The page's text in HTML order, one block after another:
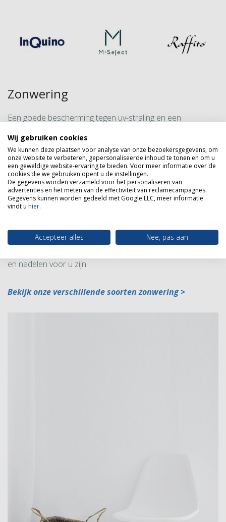
Zonwering
Een goede bescherming tegen uv-straling en een
laagstaande zon in uw woning? Kies voor zonwering die bij
u past. Van knikarmschermen tot screens en van rolluiken
tot markiezen.
Ook hebben wij een complete collectie aan horren op
maat. Met duidelijke voorbeelden kunnen wij u de opties
laten zien.
In onze showroom kunt u de verschillen duidelijk zien en
en nadelen voor u zijn.
Bekijk onze verschillende soorten zonwering >
Wij gebruiken cookies
We kunnen deze plaatsen voor analyse van onze bezoekersgegevens, om
onze website te verbeteren, gepersonaliseerde inhoud te tonen en om u
een geweldige website-ervaring te bieden. Voor meer informatie over de
cookies die we gebruiken opent u de instellingen.
De gegevens worden verzameld voor het personaliseren van
advertenties en het meten van de effectiviteit van reclamecampagnes.
Gegevens kunnen worden gedeeld met Google LLC, meer informatie
vindt u hier.
Accepteer alles Nee, pas aan